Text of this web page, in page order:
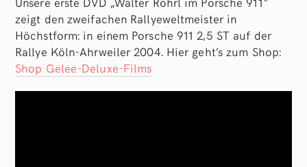
zeigt den zweifachen Rallyeweltmeister in
Höchstform: in einem Porsche 911 2,5 ST auf der
Rallye Köln-Ahrweiler 2004. Hier geht’s zum Shop:
Shop Gelee-Deluxe-Films